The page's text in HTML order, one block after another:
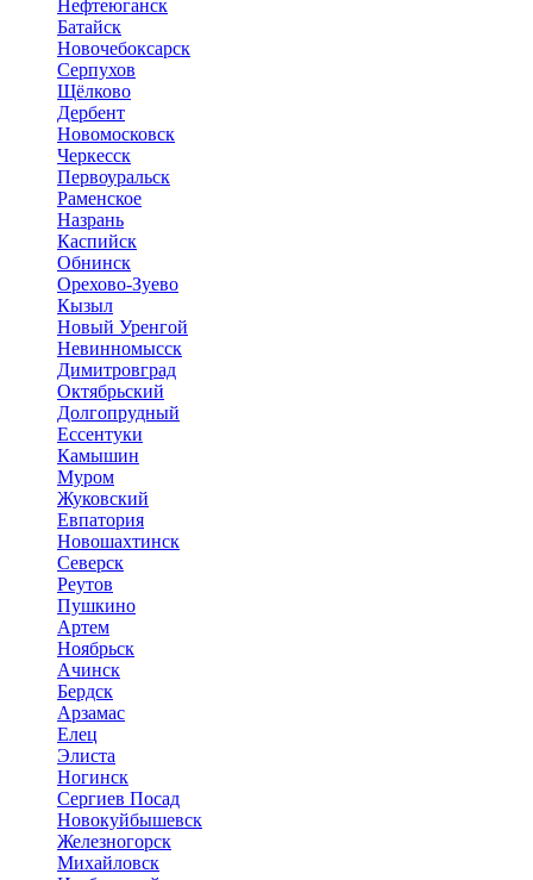
Нефтеюганск
Батайск
Новочебоксарск
Серпухов
Щёлково
Дербент
Новомосковск
Черкесск
Первоуральск
Раменское
Назрань
Каспийск
Обнинск
Орехово-Зуево
Кызыл
Новый Уренгой
Невинномысск
Димитровград
Октябрьский
Долгопрудный
Ессентуки
Камышин
Муром
Жуковский
Евпатория
Новошахтинск
Северск
Реутов
Пушкино
Артем
Ноябрьск
Ачинск
Бердск
Арзамас
Елец
Элиста
Ногинск
Сергиев Посад
Новокуйбышевск
Железногорск
Михайловск